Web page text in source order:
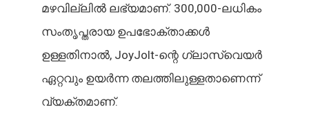
മഴവില്ലിൽ ലഭ്യമാണ്. 300,000-ലധികം
സംതൃപ്തരായ ഉപഭോക്താക്കൾ
ഉള്ളതിനാൽ, JoyJolt-ന്റെ ഗ്ലാസ്വെയർ
ഏറ്റവും ഉയർന്ന തലത്തിലുള്ളതാണെന്ന്
വ്യക്തമാണ്.